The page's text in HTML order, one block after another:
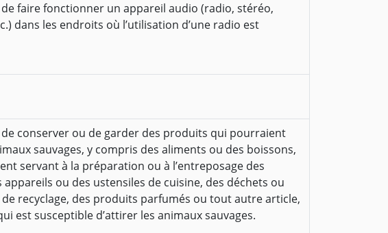
faire fonctionner un appareil audio (radio, stéréo,
dans les endroits où l’utilisation d’une radio est
conserver ou de garder des produits qui pourraient
sauvages, y compris des aliments ou des boissons,
servant à la préparation ou à l’entreposage des
appareils ou des ustensiles de cuisine, des déchets ou
recyclage, des produits parfumés ou tout autre article,
est susceptible d’attirer les animaux sauvages.